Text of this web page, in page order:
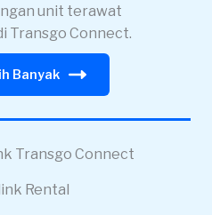
unit terawat
Transgo Connect.
Banyak
Transgo Connect
Rental